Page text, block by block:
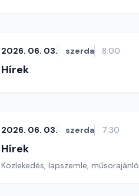
2026. 06. 03. szerda 8:00
Hírek
2026. 06. 03. szerda 7:30
Hírek
Közlekedés, lapszemle, műsorajánló